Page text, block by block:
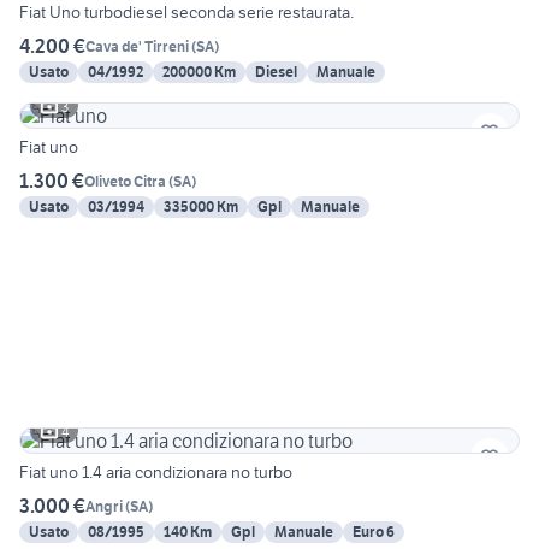
Fiat Uno turbodiesel seconda serie restaurata.
4.200 €Cava de' Tirreni(SA)
Usato
04/1992 200000 Km Diesel
Manuale
3
Fiat uno
1.300 €Oliveto Citra (SA)
Usato
03/1994 335000 Km Gpl Manuale
4
Fiat uno 1.4 aria condizionara no turbo
3.000 €Angri(SA)
Usato
08/1995 140 Km Gpl Manuale Euro 6